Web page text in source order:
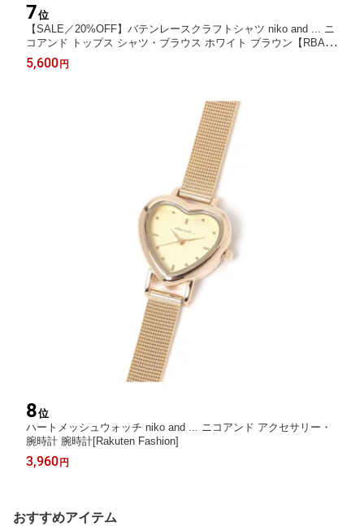
7位
【SALE／20%OFF】バテンレースクラフトシャツ niko and ... ニ
コアンド トップス シャツ・ブラウス ホワイト ブラウン【RBA_
E】【送料無料】[Rakuten Fashion]
5,600 円
8位
ハートメッシュウォッチ niko and ... ニコアンド アクセサリー・
腕時計 腕時計[Rakuten Fashion]
3,960 円
おすすめアイテム